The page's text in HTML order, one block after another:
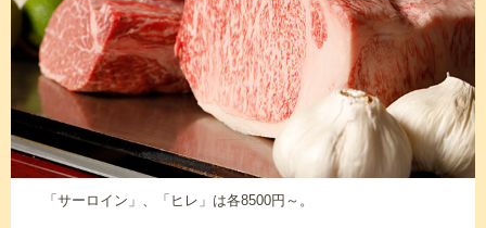
「サーロイン」、「ヒレ」は各8500円～。